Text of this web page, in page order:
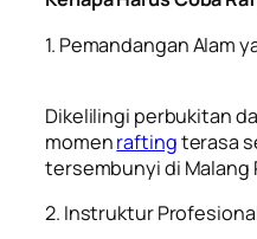
1. Pemandangan Alam
Dikelilingi perbukitan
momenraftingterasa
tersembunyi di Malang
2. Instruktur